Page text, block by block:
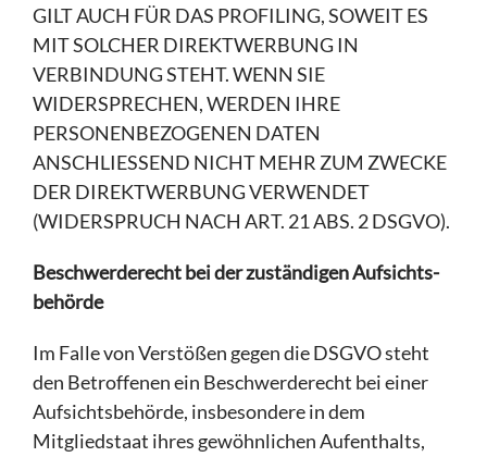
GILT AUCH FÜR DAS PROFILING, SOWEIT ES
MIT SOLCHER DIREKTWERBUNG IN
VERBINDUNG STEHT. WENN SIE
WIDERSPRECHEN, WERDEN IHRE
PERSONENBEZOGENEN DATEN
ANSCHLIESSEND NICHT MEHR ZUM ZWECKE
DER DIREKTWERBUNG VERWENDET
(WIDERSPRUCH NACH ART. 21 ABS. 2 DSGVO).
Beschwerde­recht bei der zuständigen Aufsichts­
behörde
Im Falle von Verstößen gegen die DSGVO steht
den Betroffenen ein Beschwerderecht bei einer
Aufsichtsbehörde, insbesondere in dem
Mitgliedstaat ihres gewöhnlichen Aufenthalts,